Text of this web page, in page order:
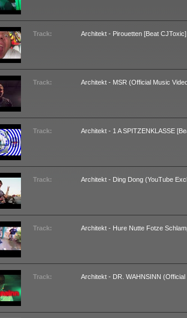
Track: Architekt - Pirouetten [Beat
Track: Architekt - MSR (Official Music
Track: Architekt - 1 A SPITZENKLASSE
Track: Architekt - Ding Dong (YouTube
Track: Architekt - Hure Nutte Fotze
Track: Architekt - DR. WAHNSINN